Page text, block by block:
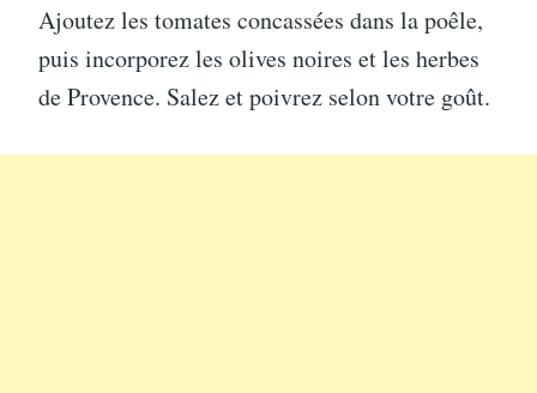
Ajoutez les tomates concassées dans la poêle,
puis incorporez les olives noires et les herbes
de Provence. Salez et poivrez selon votre goût.